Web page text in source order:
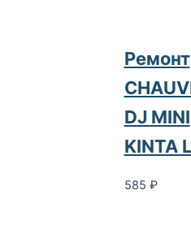
Ремонт
DJ MINI
KINTA
585 ₽